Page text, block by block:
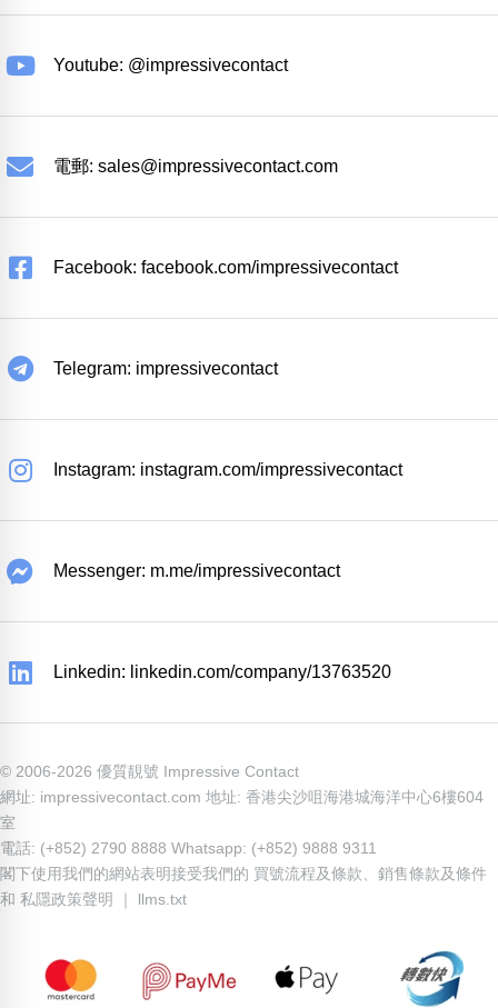
Youtube: @impressivecontact
電郵: sales@impressivecontact.com
Facebook: facebook.com/impressivecontact
Telegram: impressivecontact
Instagram: instagram.com/impressivecontact
Messenger: m.me/impressivecontact
Linkedin: linkedin.com/company/13763520
© 2006-2026 優質靚號 Impressive Contact
網址: impressivecontact.com 地址: 香港尖沙咀海港城海洋中心6樓604
室
電話: (+852) 2790 8888 Whatsapp: (+852) 9888 9311
閣下使用我們的網站表明接受我們的 買號流程及條款
銷售條款及條件
和 私隱政策聲明 llms.txt